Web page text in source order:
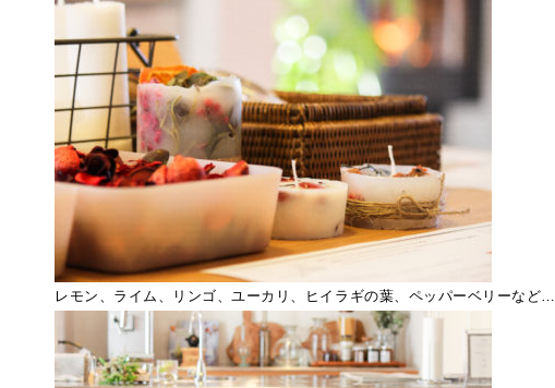
レモン、ライム、リンゴ、ユーカリ、ヒイラギの葉、ペッパーベリーなど…